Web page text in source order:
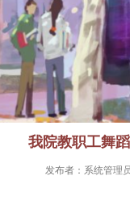
我院教职工舞
发布者：系统管理